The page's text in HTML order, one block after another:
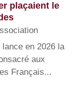
plaçaient le
en 2026 la
aux
Français...